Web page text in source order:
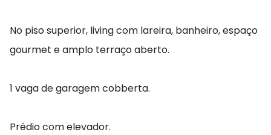
No piso superior, living com lareira, banheiro, espaço
gourmet e amplo terraço aberto.
1 vaga de garagem cobberta.
Prédio com elevador.